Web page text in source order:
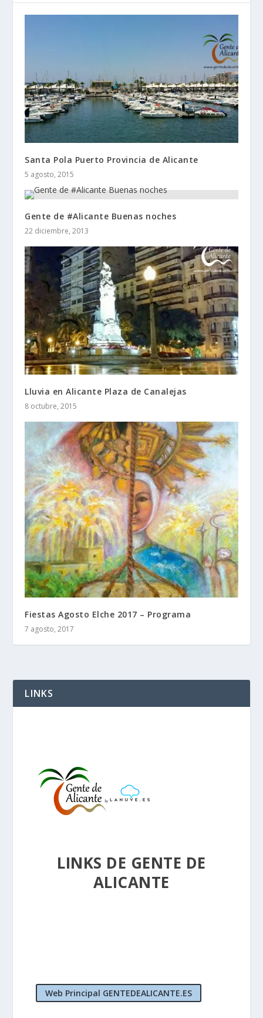
Santa Pola Puerto Provincia de Alicante
5 agosto, 2015
Gente de #Alicante Buenas noches
22 diciembre, 2013
Lluvia en Alicante Plaza de Canalejas
8 octubre, 2015
Fiestas Agosto Elche 2017 – Programa
7 agosto, 2017
LINKS
LINKS DE GENTE DE
ALICANTE
Web Principal GENTEDEALICANTE.ES